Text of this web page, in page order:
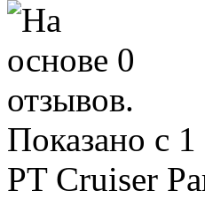
Показано с
PT Cruiser